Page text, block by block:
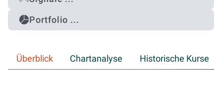
Portfolio ...
Überblick Chartanalyse Historische Kurse